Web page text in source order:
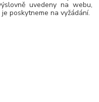
uvedeny na webu,
poskytneme na vyžádání.